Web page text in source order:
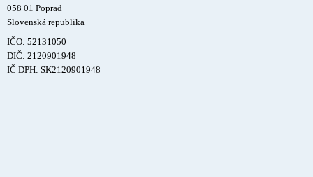
058 01 Poprad
Slovenská republika
IČO: 52131050
DIČ: 2120901948
IČ DPH: SK2120901948